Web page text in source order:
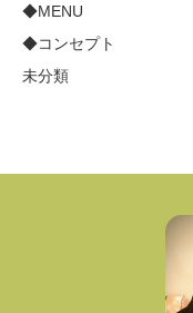
◆MENU
◆コンセプト
未分類